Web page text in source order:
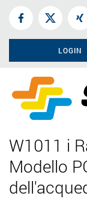
LOGIN
W1011 i
Modello